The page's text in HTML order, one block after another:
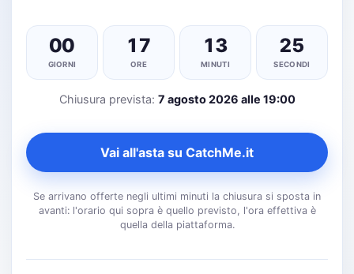
00
GIORNI
17
ORE
13
MINUTI
25
SECONDI
Chiusura prevista: 7 agosto 2026 alle 19:00
Vai all'asta su CatchMe.it
Se arrivano offerte negli ultimi minuti la chiusura si sposta in
avanti: l'orario qui sopra è quello previsto, l'ora effettiva è
quella della piattaforma.